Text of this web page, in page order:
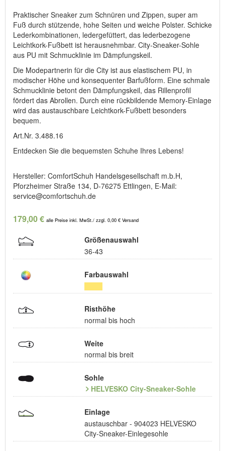
Praktischer Sneaker zum Schnüren und Zippen, super am
Fuß durch stützende, hohe Seiten und weiche Polster. Schicke
Lederkombinationen, ledergefüttert, das lederbezogene
Leichtkork-Fußbett ist herausnehmbar. City-Sneaker-Sohle
aus PU mit Schmucklinie im Dämpfungskeil.
Die Modepartnerin für die City ist aus elastischem PU, in
modischer Höhe und konsequenter Barfußform. Eine schmale
Schmucklinie betont den Dämpfungskeil, das Rillenprofil
fördert das Abrollen. Durch eine rückbildende Memory-Einlage
wird das austauschbare Leichtkork-Fußbett besonders
bequem.
Art.Nr. 3.488.16
Entdecken Sie die bequemsten Schuhe Ihres Lebens!
Hersteller: ComfortSchuh Handelsgesellschaft m.b.H,
Pforzheimer Straße 134, D-76275 Ettlingen, E-Mail:
service@comfortschuh.de
179,00 € alle Preise inkl. MwSt./ zzgl. 0,00 € Versand
Größenauswahl
36-43
Farbauswahl
Risthöhe
normal bis hoch
Weite
normal bis breit
Sohle
HELVESKO City-Sneaker-Sohle
Einlage
austauschbar - 904023 HELVESKO
City-Sneaker-Einlegesohle